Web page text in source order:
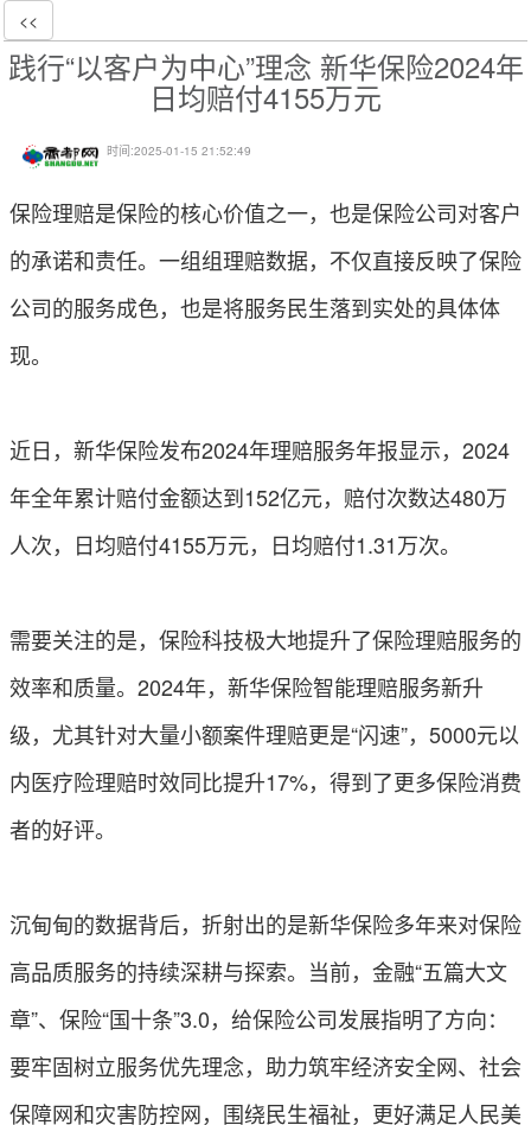
<<
践行“以客户为中心”理念 新华保险2024年
日均赔付4155万元
时间:2025-01-15 21:52:49
保险理赔是保险的核心价值之一，也是保险公司对客户
的承诺和责任。一组组理赔数据，不仅直接反映了保险
公司的服务成色，也是将服务民生落到实处的具体体
现。
近日，新华保险发布2024年理赔服务年报显示，2024
年全年累计赔付金额达到152亿元，赔付次数达480万
人次，日均赔付4155万元，日均赔付1.31万次。
需要关注的是，保险科技极大地提升了保险理赔服务的
效率和质量。2024年，新华保险智能理赔服务新升
级，尤其针对大量小额案件理赔更是“闪速”，5000元以
内医疗险理赔时效同比提升17%，得到了更多保险消费
者的好评。
沉甸甸的数据背后，折射出的是新华保险多年来对保险
高品质服务的持续深耕与探索。当前，金融“五篇大文
章”、保险“国十条”3.0，给保险公司发展指明了方向：
要牢固树立服务优先理念，助力筑牢经济安全网、社会
保障网和灾害防控网，围绕民生福祉，更好满足人民美